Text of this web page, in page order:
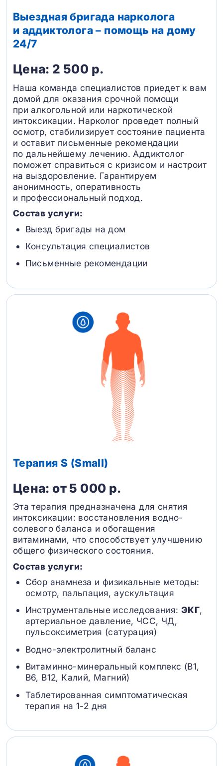
Выездная бригада нарколога
и аддиктолога – помощь на дому
24/7
Цена: 2 500 р.
Наша команда специалистов приедет к вам
домой для оказания срочной помощи
при алкогольной или наркотической
интоксикации. Нарколог проведет полный
осмотр, стабилизирует состояние пациента
и оставит письменные рекомендации
по дальнейшему лечению. Аддиктолог
поможет справиться с кризисом и настроит
на выздоровление. Гарантируем
анонимность, оперативность
и профессиональный подход.
Состав услуги:
Выезд бригады на дом
Консультация специалистов
Письменные рекомендации
Терапия S (Small)
Цена: от 5 000 р.
Эта терапия предназначена для снятия
интоксикации: восстановления водно-
солевого баланса и обогащения
витаминами, что способствует улучшению
общего физического состояния.
Состав услуги:
Сбор анамнеза и физикальные методы:
осмотр, пальпация, аускультация
Инструментальные исследования: ЭКГ,
артериальное давление, ЧСС, ЧД,
пульсоксиметрия (сатурация)
Водно-электролитный баланс
Витаминно-минеральный комплекс (B1,
B6, В12, Калий, Магний)
Таблетированная симптоматическая
терапия на 1-2 дня